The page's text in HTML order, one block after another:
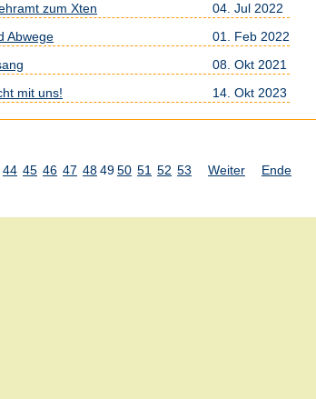
zum Xten
04. Jul 2022
Abwege
01. Feb 2022
08. Okt 2021
mit uns!
14. Okt 2023
44 45 46 47 484950 51 52 53 Weiter Ende